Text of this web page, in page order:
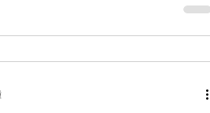
驚恐的深夜，與死神搶命的七分鐘】
天深夜，他在宿舍裡突然感到極度
立刻用機車將他火速狂奔送往急